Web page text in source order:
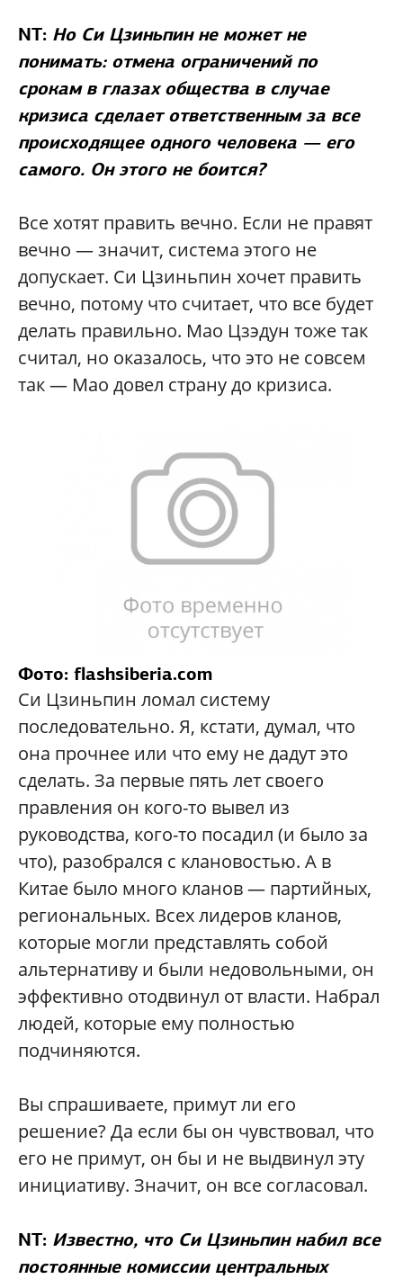
NT: Но Си Цзиньпин не может не
понимать: отмена ограничений по
срокам в глазах общества в случае
кризиса сделает ответственным за все
происходящее одного человека — его
самого. Он этого не боится?
Все хотят править вечно. Если не правят
вечно — значит, система этого не
допускает. Си Цзиньпин хочет править
вечно, потому что считает, что все будет
делать правильно. Мао Цзэдун тоже так
считал, но оказалось, что это не совсем
так — Мао довел страну до кризиса.
Фото: flashsiberia.com
Си Цзиньпин ломал систему
последовательно. Я, кстати, думал, что
она прочнее или что ему не дадут это
сделать. За первые пять лет своего
правления он кого-то вывел из
руководства, кого-то посадил (и было за
что), разобрался с клановостью. А в
Китае было много кланов — партийных,
региональных. Всех лидеров кланов,
которые могли представлять собой
альтернативу и были недовольными, он
эффективно отодвинул от власти. Набрал
людей, которые ему полностью
подчиняются.
Вы спрашиваете, примут ли его
решение? Да если бы он чувствовал, что
его не примут, он бы и не выдвинул эту
инициативу. Значит, он все согласовал.
NT: Известно, что Си Цзиньпин набил все
постоянные комиссии центральных